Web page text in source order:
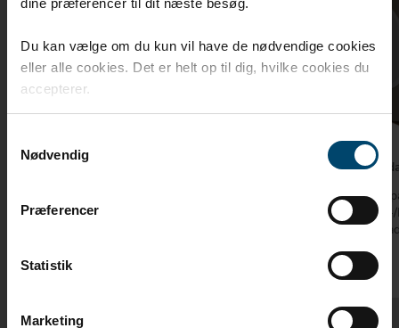
Du kan vælge om du kun vil have de nødvendige cookies
eller alle cookies. Det er helt op til dig, hvilke cookies du
accepterer.
Nødvendig
Præferencer
Statistik
Marketing
DAFA dobbeltklæbende dampspærretape
en høj vedvarende belastning.
DAFA
alle